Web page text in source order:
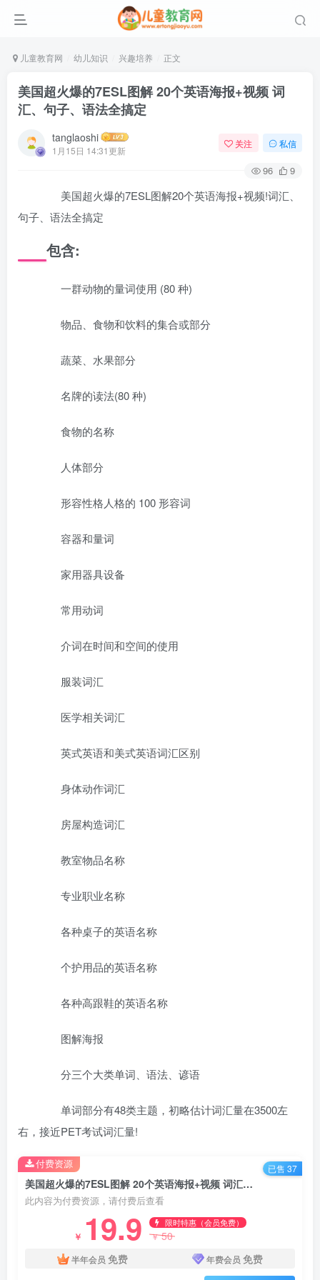
儿童教育网 幼儿知识 兴趣培养 正文
美国超火爆的7ESL图解 20个英语海报+视频 词
汇、句子、语法全搞定
tanglaoshi
1月15日 14:31更新
关注 私信
96 9
美国超火爆的7ESL图解20个英语海报+视频!词汇、
句子、语法全搞定
包含:
一群动物的量词使用 (80 种)
物品、食物和饮料的集合或部分
蔬菜、水果部分
名牌的读法(80 种)
食物的名称
人体部分
形容性格人格的 100 形容词
容器和量词
家用器具设备
常用动词
介词在时间和空间的使用
服装词汇
医学相关词汇
英式英语和美式英语词汇区别
身体动作词汇
房屋构造词汇
教室物品名称
专业职业名称
各种桌子的英语名称
个护用品的英语名称
各种高跟鞋的英语名称
图解海报
分三个大类单词、语法、谚语
单词部分有48类主题，初略估计词汇量在3500左
右，接近PET考试词汇量!
美国超火爆的7ESL图解 20个英语海报+视频 词汇、句子、语法全搞定
此内容为付费资源，请付费后查看
￥ 19.9 限时特惠（会员免费）
￥50
半年会员 免费 年费会员 免费
付费资源 已售 37